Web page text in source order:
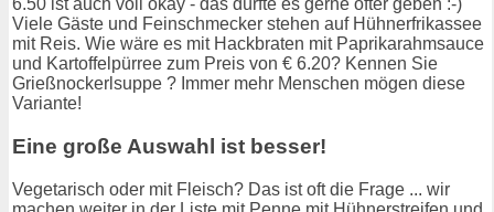
6.50 ist auch voll okay - das dürfte es gerne öfter geben :-)
Viele Gäste und Feinschmecker stehen auf Hühnerfrikassee
mit Reis. Wie wäre es mit Hackbraten mit Paprikarahmsauce
und Kartoffelpürree zum Preis von € 6.20? Kennen Sie
Grießnockerlsuppe ? Immer mehr Menschen mögen diese
Variante!
Eine große Auswahl ist besser!
Vegetarisch oder mit Fleisch? Das ist oft die Frage ... wir